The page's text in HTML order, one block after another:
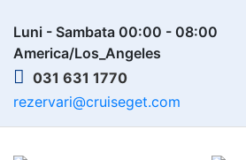
Luni - Sambata 00:00 - 08:00
America/Los_Angeles
031 631 1770
rezervari@cruiseget.com